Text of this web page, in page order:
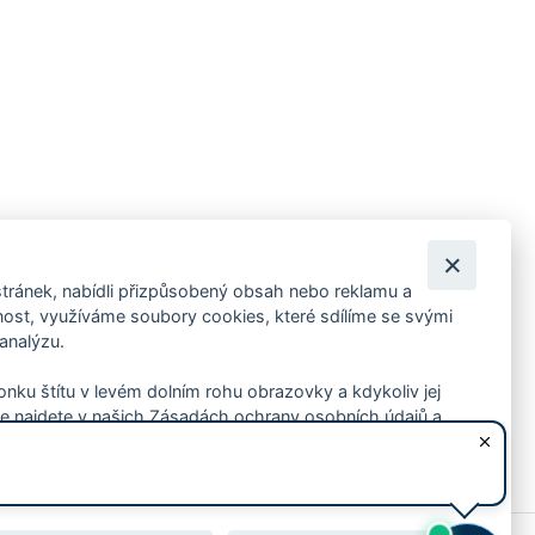
pozvánky na kulturní a sportovní akce?
nabídli přizpůsobený obsah nebo reklamu a
využíváme soubory cookies, které sdílíme se svými
štítu v levém dolním rohu obrazovky a kdykoliv jej
najdete v našich Zásadách ochrany osobních údajů a